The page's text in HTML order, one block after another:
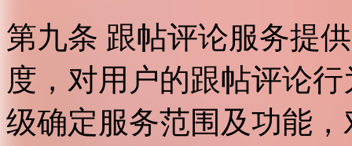
第九条 跟帖评论服务提
度，对用户的跟帖评论
级确定服务范围及功能